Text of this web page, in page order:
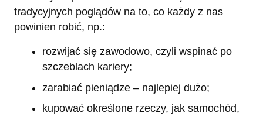
tradycyjnych poglądów na to, co każdy z nas
powinien robić, np.:
rozwijać się zawodowo, czyli wspinać po
szczeblach kariery;
zarabiać pieniądze – najlepiej dużo;
kupować określone rzeczy, jak samochód,